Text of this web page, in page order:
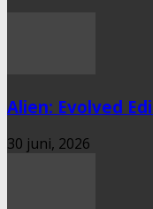
Alien: Evolved
30 juni, 2026